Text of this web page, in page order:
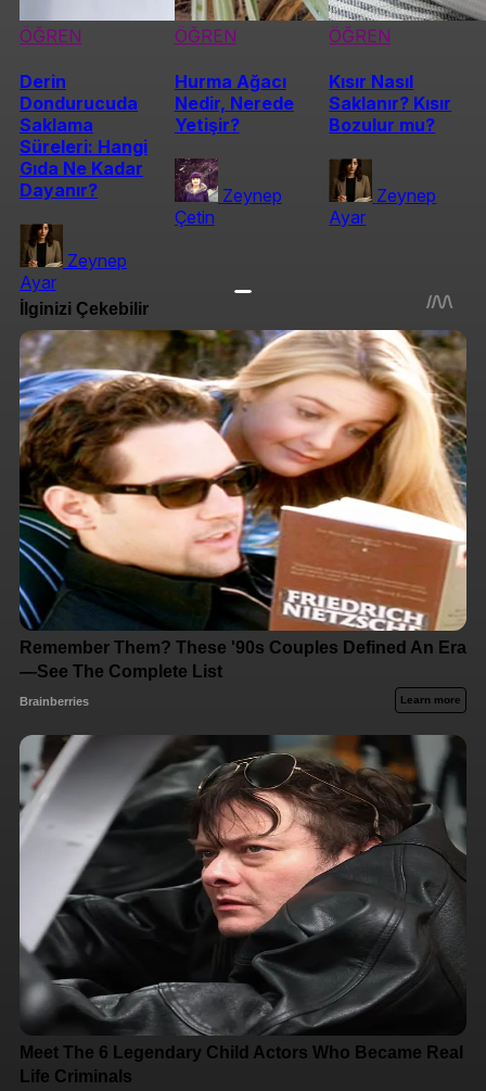
ÖĞREN
Derin
Dondurucuda
Saklama
Süreleri: Hangi
Gıda Ne Kadar
Dayanır?
Zeynep
Ayar
ÖĞREN
Hurma Ağacı
Nedir, Nerede
Yetişir?
Zeynep
Çetin
ÖĞREN
Kısır Nasıl
Saklanır? Kısır
Bozulur mu?
Zeynep
Ayar